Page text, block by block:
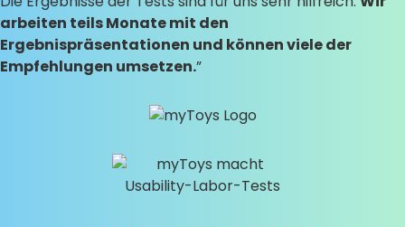
arbeiten teils Monate mit den
Ergebnispräsentationen und können viele der
Empfehlungen umsetzen.”